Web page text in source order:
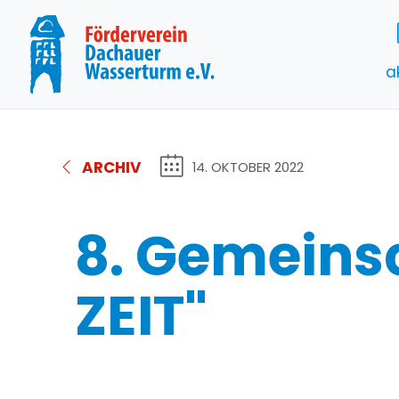
ARCHIV 14. OKTOBER 2022
8.
ZEIT"